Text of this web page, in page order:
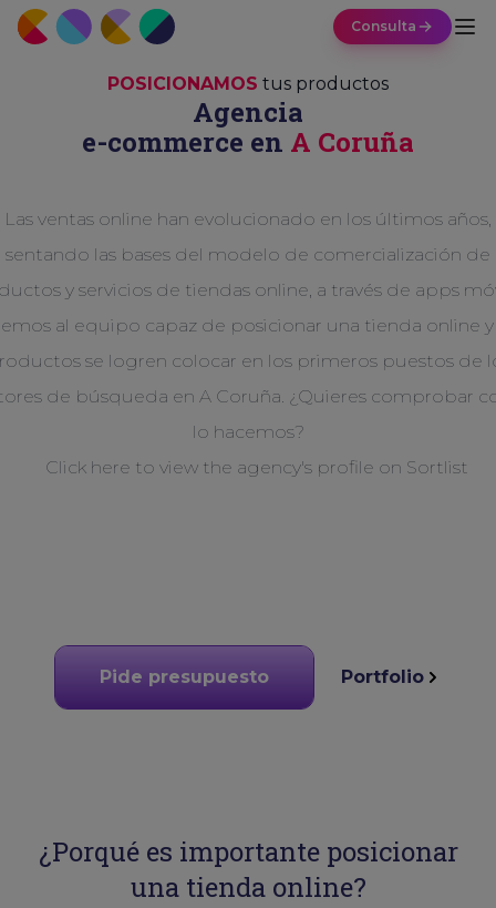
Consulta
POSICIONAMOS tus productos
Agencia
e-commerce en A Coruña
Las ventas online han evolucionado en los últimos años,
sentando las bases del modelo de comercialización de
y servicios de tiendas online, a través de apps
al equipo capaz de posicionar una tienda online
se logren colocar en los primeros puestos de
de búsqueda en A Coruña. ¿Quieres comprobar
lo hacemos?
Pide presupuesto Portfolio
¿Porqué es importante posicionar
una tienda online?